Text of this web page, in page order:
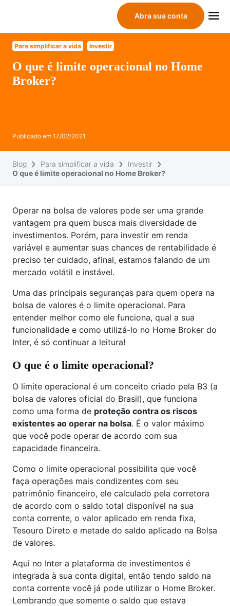
Abra sua conta
Para simplificar a vida Investir
O que é limite operacional no Home
Broker?
Publicado em 17/02/2021
Blog Para simplificar a vida
Investir
O que é limite operacional no Home Broker?
Operar na bolsa de valores pode ser uma grande
vantagem pra quem busca mais diversidade de
investimentos. Porém, para investir em renda
variável e aumentar suas chances de rentabilidade é
preciso ter cuidado, afinal, estamos falando de um
mercado volátil e instável.
Uma das principais seguranças para quem opera na
bolsa de valores é o limite operacional. Para
entender melhor como ele funciona, qual a sua
funcionalidade e como utilizá-lo no Home Broker do
Inter, é só continuar a leitura!
O que é o limite operacional?
O limite operacional é um conceito criado pela B3 (a
bolsa de valores oficial do Brasil), que funciona
como uma forma de proteção contra os riscos
existentes ao operar na bolsa. É o valor máximo
que você pode operar de acordo com sua
capacidade financeira.
Como o limite operacional possibilita que você
faça operações mais condizentes com seu
patrimônio financeiro, ele calculado pela corretora
de acordo com o saldo total disponível na sua
conta corrente, o valor aplicado em renda fixa,
Tesouro Direto e metade do saldo aplicado na Bolsa
de valores.
Aqui no Inter a plataforma de investimentos é
integrada à sua conta digital, então tendo saldo na
conta corrente você já pode utilizar o Home Broker.
Lembrando que somente o saldo que estava